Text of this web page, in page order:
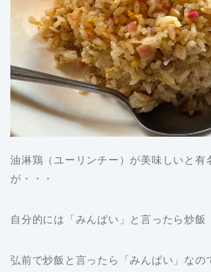
油淋鶏（ユーリンチー）が美味しいと有
が・・・
自分的には「みんぱい」と言ったら炒飯
弘前で炒飯と言ったら「みんぱい」なの